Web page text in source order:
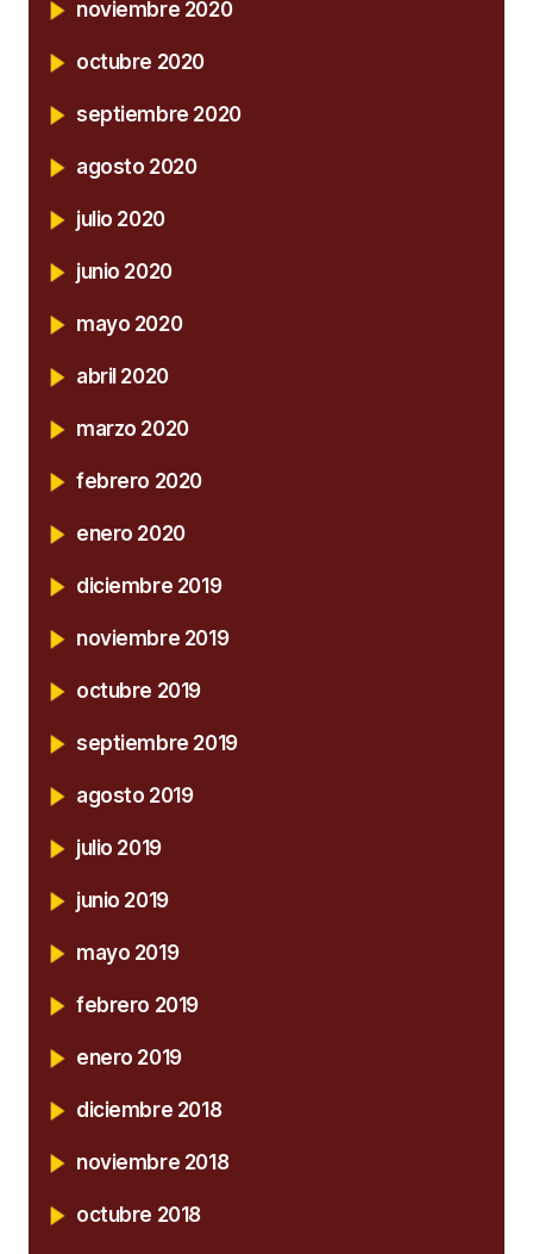
noviembre 2020
octubre 2020
septiembre 2020
agosto 2020
julio 2020
junio 2020
mayo 2020
abril 2020
marzo 2020
febrero 2020
enero 2020
diciembre 2019
noviembre 2019
octubre 2019
septiembre 2019
agosto 2019
julio 2019
junio 2019
mayo 2019
febrero 2019
enero 2019
diciembre 2018
noviembre 2018
octubre 2018